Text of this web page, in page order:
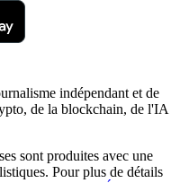
indépendant et de
de la blockchain, de l'IA
sont produites avec une
Pour plus de détails